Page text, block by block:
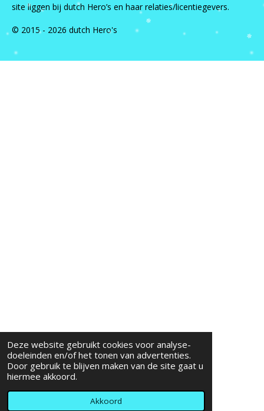
Deze website gebruikt cookies voor analyse-
doeleinden en/of het tonen van advertenties.
Door gebruik te blijven maken van de site gaat u
hiermee akkoord.
Akkoord
site liggen bij dutch Hero’s en haar relaties/licentiegevers.
© 2015 - 2026 dutch Hero's